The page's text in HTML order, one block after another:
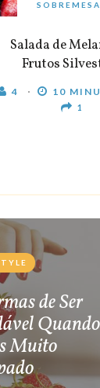
Salada de
Frutos
4 10
1
de Ser
Quando
Muito